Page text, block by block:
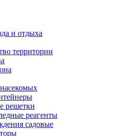
и отдыха
территории
решетки
реагенты
садовые